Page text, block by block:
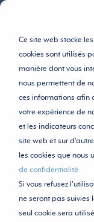
Ce site web stocke
cookies sont utilisés
manière dont vous
nous permettent de
ces informations afin
votre expérience de
et les indicateurs
site web et sur
les cookies que nous
de confidentialité
Si vous refusez
ne seront pas suivies
seul cookie sera
La
Travailler chez
travail dynamique
l'industrie des